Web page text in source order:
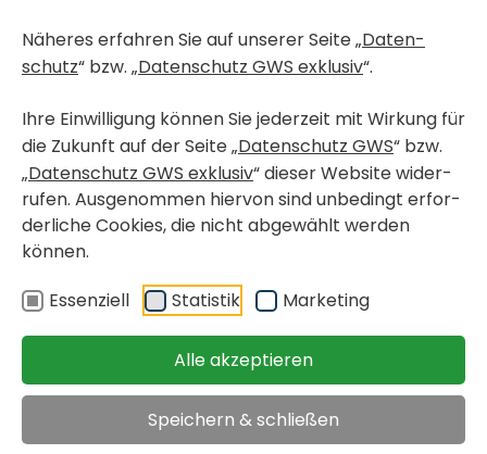
Näheres erfahren Sie auf unserer Seite „Daten­
schutz“ bzw. „Daten­schutz GWS exklusiv“.
Ihre Einwil­li­gung können Sie jeder­zeit mit Wirkung für
die Zukunft auf der Seite „Daten­schutz GWS“ bzw.
„Daten­schutz GWS exklusiv“ dieser Website wider­
rufen. Ausge­nommen hiervon sind unbe­dingt erfor­
der­liche Cookies, die nicht abge­wählt werden
können.
Essen­ziell
Statistik Marke­ting
Alle akzeptieren
Speichern & schließen
GRAZ, GRIES
Karlau­er­straße 35 / 404
frei­fi­nan­zierte Eigen­
tums­woh­nung
verfügbar ab 15.
März 2027
< zurück